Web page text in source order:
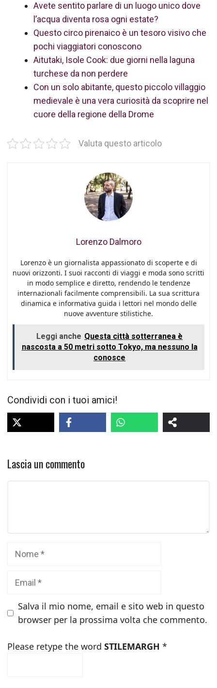
Avete sentito parlare di un luogo unico dove
l’acqua diventa rosa ogni estate?
Questo circo pirenaico è un tesoro visivo che
pochi viaggiatori conoscono
Aitutaki, Isole Cook: due giorni nella laguna
turchese da non perdere
Con un solo abitante, questo piccolo villaggio
medievale è una vera curiosità da scoprire nel
cuore della regione della Drome
Valuta questo articolo
Lorenzo Dalmoro
Lorenzo è un giornalista appassionato di scoperte e di
nuovi orizzonti. I suoi racconti di viaggi e moda sono scritti
in modo semplice e diretto, rendendo le tendenze
internazionali facilmente comprensibili. La sua scrittura
dinamica e informativa guida i lettori nel mondo delle
nuove avventure stilistiche.
Leggi anche Questa città sotterranea è
nascosta a 50 metri sotto Tokyo, ma nessuno la
conosce
Condividi con i tuoi amici!
Lascia un commento
Salva il mio nome, email e sito web in questo
browser per la prossima volta che commento.
Please retype the word STILEMARGH *